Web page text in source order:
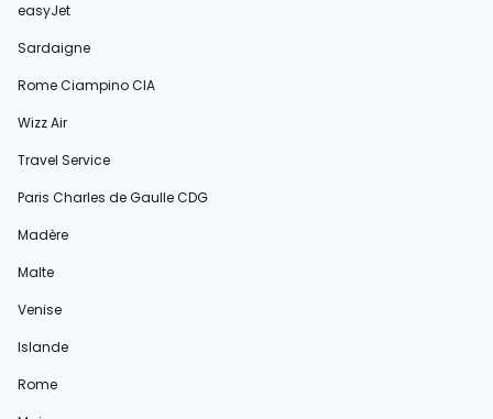
easyJet
Sardaigne
Rome Ciampino CIA
Wizz Air
Travel Service
Paris Charles de Gaulle CDG
Madère
Malte
Venise
Islande
Rome